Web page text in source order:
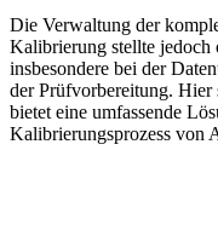
Die Verwaltung der
Kalibrierung stellte jedoch
insbesondere bei der
der Prüfvorbereitung.
bietet eine umfassende
Kalibrierungsprozess von